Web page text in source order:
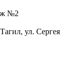
№2
ул. Сергея